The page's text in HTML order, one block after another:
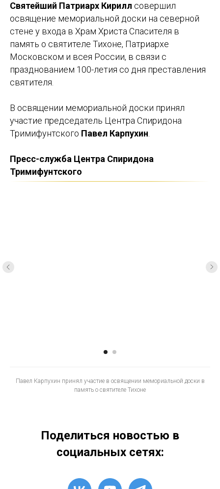
Святейший Патриарх Кирилл совершил
освящение мемориальной доски на северной
стене у входа в Храм Христа Спасителя в
память о святителе Тихоне, Патриархе
Московском и всея России, в связи с
празднованием 100-летия со дня преставления
святителя.
В освящении мемориальной доски принял
участие председатель Центра Спиридона
Тримифунтского Павел Карпухин
Пресс-служба Центра Спиридона
Тримифунтского
Павел Карпухин принял участие в освящении мемориальной доски в
память о святителе Тихоне
Поделиться новостью в
социальных сетях: